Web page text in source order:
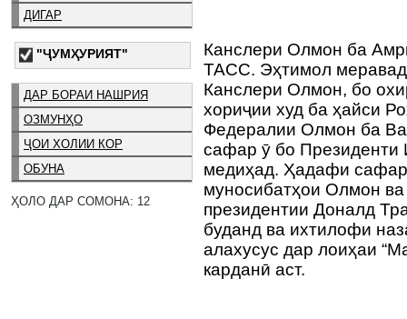
ДИГАР
"ҶУМҲУРИЯТ"
ДАР БОРАИ НАШРИЯ
ОЗМУНҲО
ҶОИ ХОЛИИ КОР
ОБУНА
ҲОЛО ДАР СОМОНА: 12
Канслери Олмон ба
ТАСС. Эҳтимол
Канслери Олмон, бо
хориҷии худ ба ҳайси
Федералии Олмон ба
сафар ӯ бо
медиҳад. Ҳадафи
муносибатҳои Олмон
президентии Доналд
буданд ва ихтилофи
алахусус дар лоиҳаи
карданӣ аст.